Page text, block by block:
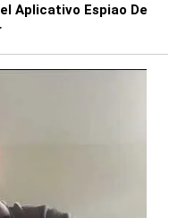
Aplicativo Espiao De